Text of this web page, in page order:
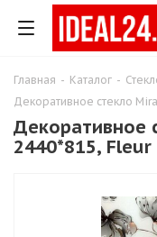
Главная - Каталог -
Декоративное стекло
Декоративное
2440*815, Fleur